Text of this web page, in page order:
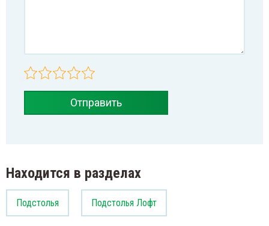
Отправить
Находится в разделах
Подстолья Подстолья Лофт